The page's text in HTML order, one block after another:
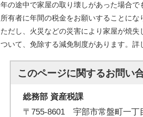
年の途中で家屋の取り壊しがあった場合
所有者に年間の税金をお願いすることに
ただし、火災などの災害により家屋が焼
ついて、免除する減免制度があります。詳
このページに関するお問い
総務部 資産税課
〒755-8601 宇部市常盤町一丁